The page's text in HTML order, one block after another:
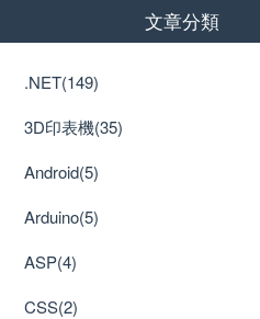
文章分類
.NET(149)
3D印表機(35)
Android(5)
Arduino(5)
ASP(4)
CSS(2)